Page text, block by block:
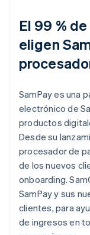
El 99 %
eligen
SamPay es una
electrónico de
productos
Desde su
procesador de
de los nuevos
onboarding.
SamPay y sus
clientes, para
de ingresos en